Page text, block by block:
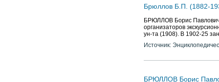
Брюллов Б.П. (1882-
БРЮЛЛОВ Борис Павлович
организаторов
ун-та (1908). В 1902-25
Источник:
БРЮЛЛОВ Борис